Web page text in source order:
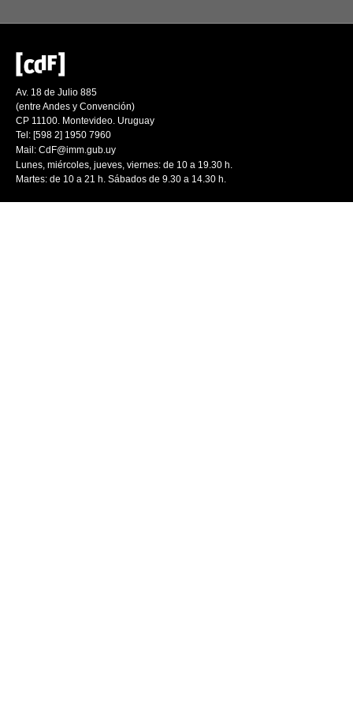
Av. 18 de Julio 885
(entre Andes y Convención)
CP 11100. Montevideo. Uruguay
Tel: [598 2] 1950 7960
Mail: CdF@imm.gub.uy
Lunes, miércoles, jueves, viernes: de 10 a 19.30 h.
Martes: de 10 a 21 h. Sábados de 9.30 a 14.30 h.